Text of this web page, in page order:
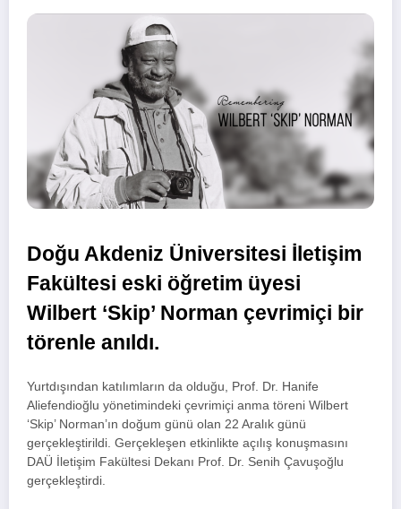
Doğu Akdeniz Üniversitesi İletişim
Fakültesi eski öğretim üyesi
Wilbert ‘Skip’ Norman çevrimiçi bir
törenle anıldı.
Yurtdışından katılımların da olduğu, Prof. Dr. Hanife
Aliefendioğlu yönetimindeki çevrimiçi anma töreni Wilbert
‘Skip’ Norman’ın doğum günü olan 22 Aralık günü
gerçekleştirildi. Gerçekleşen etkinlikte açılış konuşmasını
DAÜ İletişim Fakültesi Dekanı Prof. Dr. Senih Çavuşoğlu
gerçekleştirdi.